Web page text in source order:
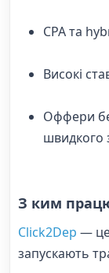
CPA та
Високі
Оффери
швидкого
З ким
Click2Dep — це
запускають